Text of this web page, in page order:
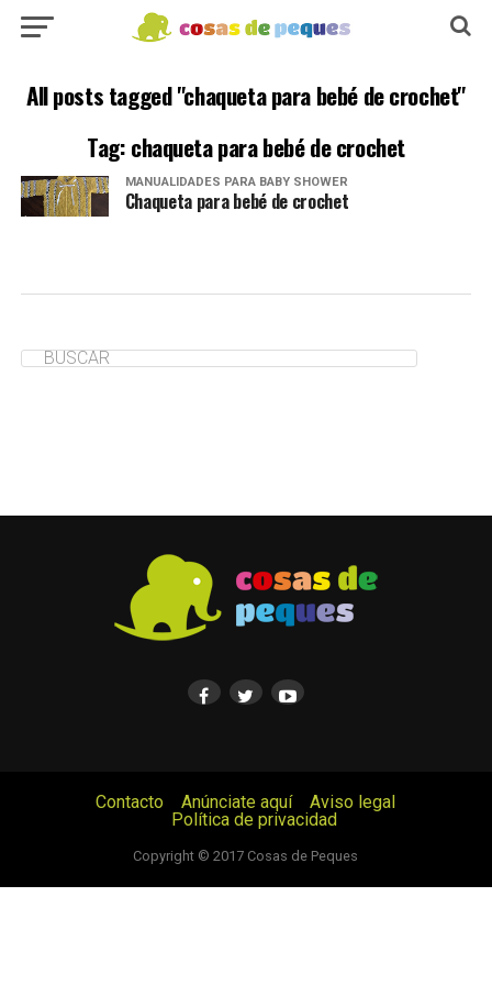
All posts tagged "chaqueta para bebé de crochet"
Tag: chaqueta para bebé de crochet
MANUALIDADES PARA BABY SHOWER
Chaqueta para bebé de crochet
Contacto Anúnciate aquí
Aviso legal
Política de privacidad
Copyright © 2017 Cosas de Peques